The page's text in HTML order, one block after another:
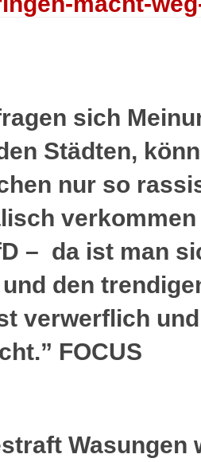
sich
Städten,
nur so
– da ist man
den
verwerflich
FOCUS
Wasungen